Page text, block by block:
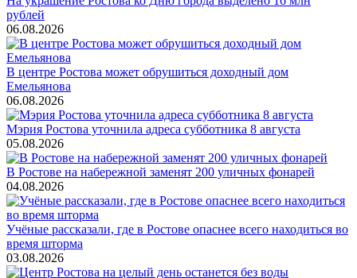
рублей
06.08.2026
В центре Ростова может обрушиться доходный дом
Емельянова
06.08.2026
Мэрия Ростова уточнила адреса субботника 8 августа
05.08.2026
В Ростове на набережной заменят 200 уличных фонарей
04.08.2026
Учёные рассказали, где в Ростове опаснее всего находиться во
время шторма
03.08.2026